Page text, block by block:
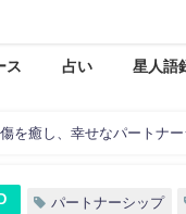
ス 占い 星人語
を癒し、幸せなパートナ
パートナーシップ